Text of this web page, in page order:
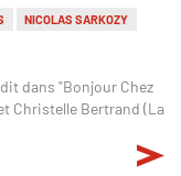
NICOLAS SARKOZY
dans "Bonjour Chez
Christelle Bertrand (La